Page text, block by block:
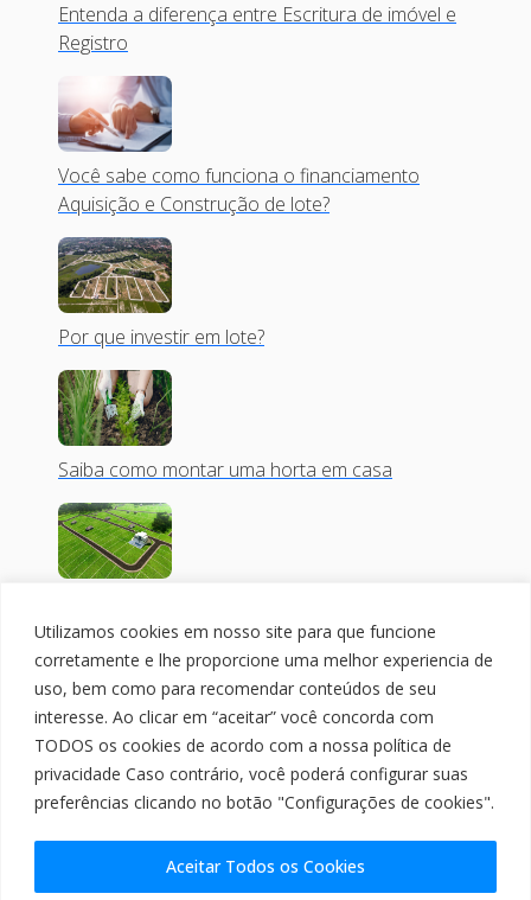
Utilizamos cookies em nosso site para que funcione
corretamente e lhe proporcione uma melhor experiencia de
uso, bem como para recomendar conteúdos de seu
interesse. Ao clicar em “aceitar” você concorda com
TODOS os cookies de acordo com a nossa política de
privacidade Caso contrário, você poderá configurar suas
preferências clicando no botão "Configurações de cookies".
Aceitar Todos os Cookies
Entenda a diferença entre Escritura de imóvel e
Registro
Você sabe como funciona o financiamento
Aquisição e Construção de lote?
Por que investir em lote?
Saiba como montar uma horta em casa
as diferenças.
3 dicas para deixar a sua sala mais confortável